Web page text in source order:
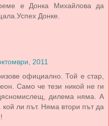
е Донка Михайлова да
Донке.
2011
официално. Той е стар,
Само че тези никой не ги
дилема няма. А
ли път. Няма втори път да